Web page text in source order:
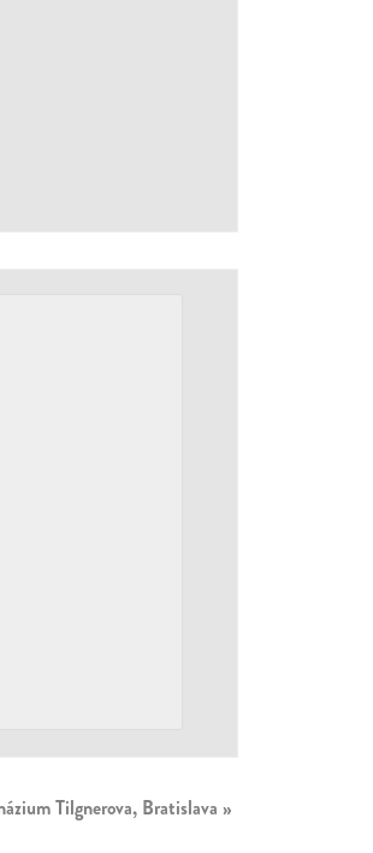
Tilgnerova, Bratislava »